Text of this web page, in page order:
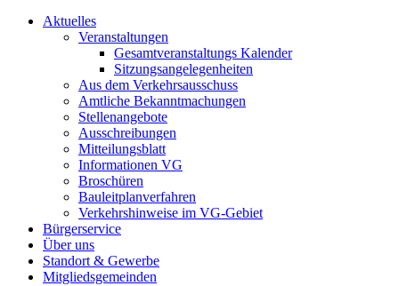
Aktuelles
Veranstaltungen
Gesamtveranstaltungs Kalender
Sitzungsangelegenheiten
Aus dem Verkehrsausschuss
Amtliche Bekanntmachungen
Stellenangebote
Ausschreibungen
Mitteilungsblatt
Informationen VG
Broschüren
Bauleitplanverfahren
Verkehrshinweise im VG-Gebiet
Bürgerservice
Über uns
Standort & Gewerbe
Mitgliedsgemeinden